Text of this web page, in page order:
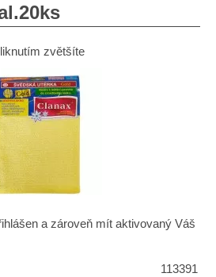
zvětšíte
a zároveň mít aktivovaný Váš
113391